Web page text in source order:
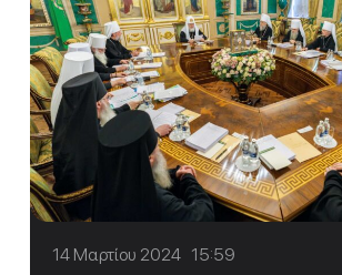
14 Μαρτίου 2024 15:59